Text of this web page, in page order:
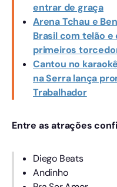
entrar de graça
Arena Tchau e
Brasil com telão
primeiros
Cantou no
na Serra lança
Trabalhador
Entre as atrações
Diego Beats
Andinho